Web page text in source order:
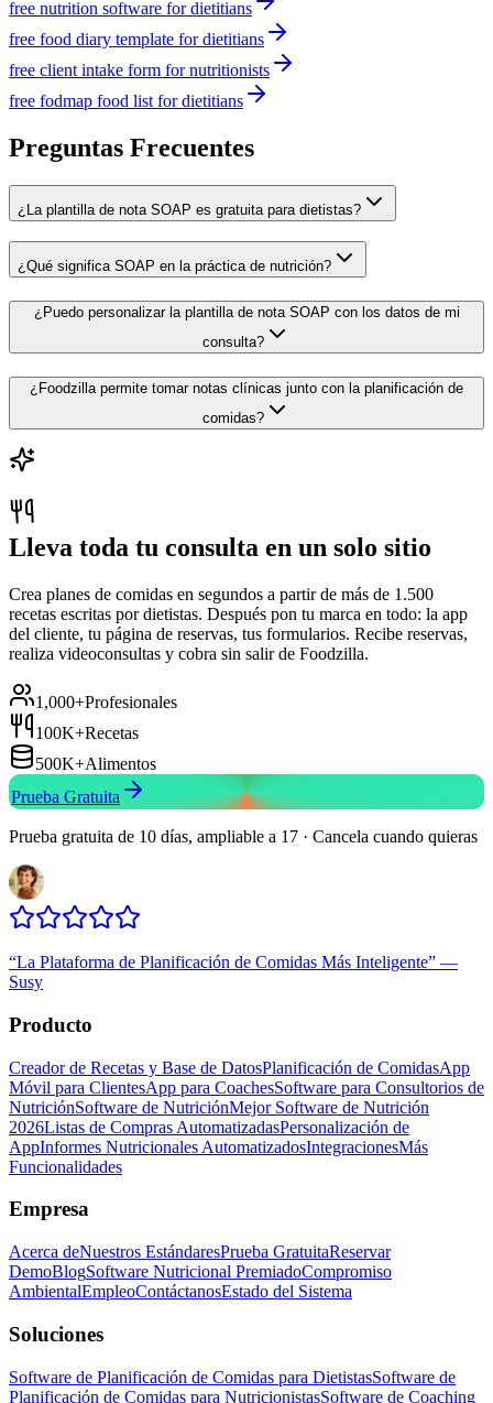
free nutrition software for dietitians
free food diary template for dietitians
free client intake form for nutritionists
free fodmap food list for dietitians
Preguntas Frecuentes
¿La plantilla de nota SOAP es gratuita para dietistas?
¿Qué significa SOAP en la práctica de nutrición?
¿Puedo personalizar la plantilla de nota SOAP con los datos de mi
consulta?
¿Foodzilla permite tomar notas clínicas junto con la planificación de
comidas?
Lleva toda tu consulta en un solo sitio
Crea planes de comidas en segundos a partir de más de 1.500
recetas escritas por dietistas. Después pon tu marca en todo: la app
del cliente, tu página de reservas, tus formularios. Recibe reservas,
realiza videoconsultas y cobra sin salir de Foodzilla.
1,000+Profesionales
100K+Recetas
500K+Alimentos
Prueba Gratuita
Prueba gratuita de 10 días, ampliable a 17 · Cancela cuando quieras
“La Plataforma de Planificación de Comidas Más Inteligente” —
Susy
Producto
Creador de Recetas y Base de DatosPlanificación de ComidasApp
Móvil para ClientesApp para CoachesSoftware para Consultorios de
NutriciónSoftware de NutriciónMejor Software de Nutrición
2026Listas de Compras AutomatizadasPersonalización de
AppInformes Nutricionales AutomatizadosIntegracionesMás
Funcionalidades
Empresa
Acerca deNuestros EstándaresPrueba GratuitaReservar
DemoBlogSoftware Nutricional PremiadoCompromiso
AmbientalEmpleoContáctanosEstado del Sistema
Soluciones
Software de Planificación de Comidas para DietistasSoftware de
Planificación de Comidas para NutricionistasSoftware de Coaching